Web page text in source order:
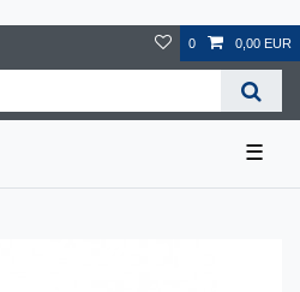
0 0,00 EUR
☰